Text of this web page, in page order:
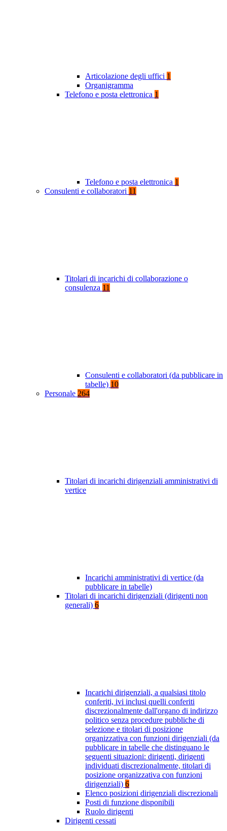
Articolazione degli uffici 1
Organigramma
Telefono e posta elettronica 1
Telefono e posta elettronica 1
Consulenti e collaboratori 11
Titolari di incarichi di collaborazione o
consulenza 11
Consulenti e collaboratori (da pubblicare in
tabelle) 10
Personale 264
Titolari di incarichi dirigenziali amministrativi di
vertice
Incarichi amministrativi di vertice (da
pubblicare in tabelle)
Titolari di incarichi dirigenziali (dirigenti non
generali) 6
Incarichi dirigenziali, a qualsiasi titolo
conferiti, ivi inclusi quelli conferiti
discrezionalmente dall'organo di indirizzo
politico senza procedure pubbliche di
selezione e titolari di posizione
organizzativa con funzioni dirigenziali (da
pubblicare in tabelle che distinguano le
seguenti situazioni: dirigenti, dirigenti
individuati discrezionalmente, titolari di
posizione organizzativa con funzioni
dirigenziali) 6
Elenco posizioni dirigenziali discrezionali
Posti di funzione disponibili
Ruolo dirigenti
Dirigenti cessati